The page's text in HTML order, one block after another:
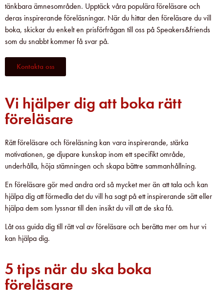
tänkbara ämnesområden. Upptäck våra populära föreläsare och
deras inspirerande föreläsningar. När du hittar den föreläsare du vill
boka, skickar du enkelt en prisförfrågan till oss på Speakers&friends
som du snabbt kommer få svar på.
Kontakta oss
Vi hjälper dig att boka rätt
föreläsare
Rätt föreläsare och föreläsning kan vara inspirerande, stärka
motivationen, ge djupare kunskap inom ett specifikt område,
underhålla, höja stämningen och skapa bättre sammanhållning.
En föreläsare gör med andra ord så mycket mer än att tala och kan
hjälpa dig att förmedla det du vill ha sagt på ett inspirerande sätt eller
hjälpa dem som lyssnar till den insikt du vill att de ska få.
Låt oss guida dig till rätt val av föreläsare och berätta mer om hur vi
kan hjälpa dig.
5 tips när du ska boka
föreläsare